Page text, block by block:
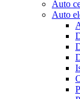
Auto
Auto